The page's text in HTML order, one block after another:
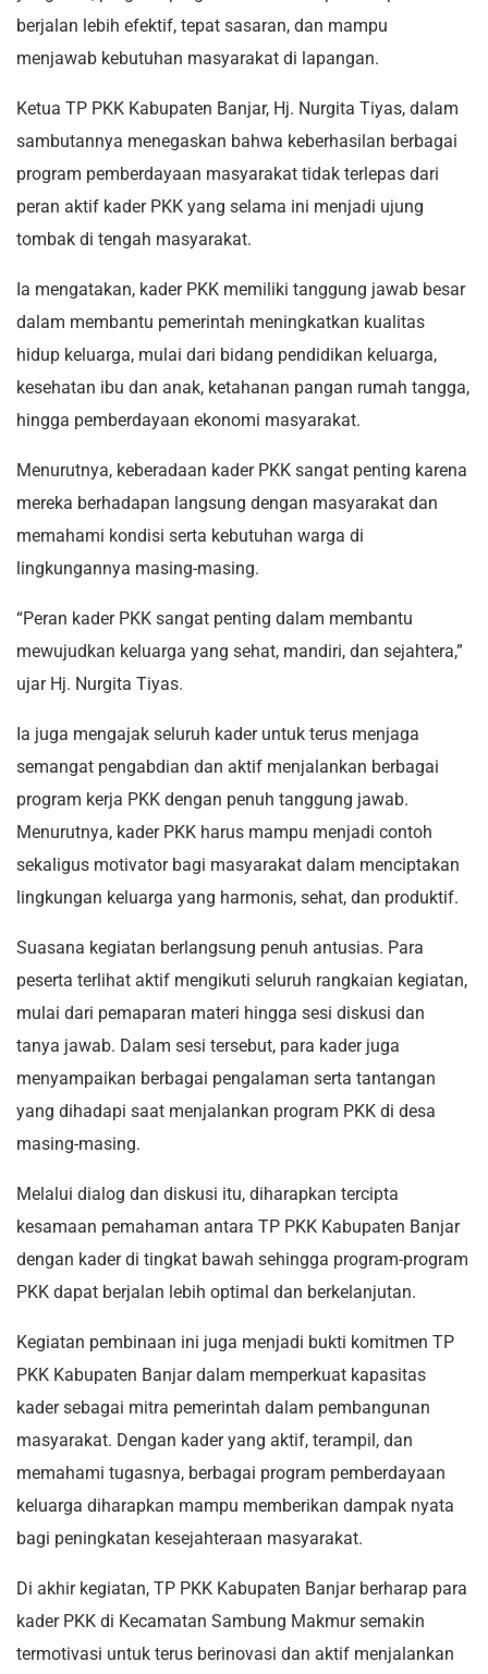
berjalan lebih efektif, tepat sasaran, dan mampu
menjawab kebutuhan masyarakat di lapangan.
Ketua TP PKK Kabupaten Banjar, Hj. Nurgita Tiyas, dalam
sambutannya menegaskan bahwa keberhasilan berbagai
program pemberdayaan masyarakat tidak terlepas dari
peran aktif kader PKK yang selama ini menjadi ujung
tombak di tengah masyarakat.
Ia mengatakan, kader PKK memiliki tanggung jawab besar
dalam membantu pemerintah meningkatkan kualitas
hidup keluarga, mulai dari bidang pendidikan keluarga,
kesehatan ibu dan anak, ketahanan pangan rumah tangga,
hingga pemberdayaan ekonomi masyarakat.
Menurutnya, keberadaan kader PKK sangat penting karena
mereka berhadapan langsung dengan masyarakat dan
memahami kondisi serta kebutuhan warga di
lingkungannya masing-masing.
“Peran kader PKK sangat penting dalam membantu
mewujudkan keluarga yang sehat, mandiri, dan sejahtera,”
ujar Hj. Nurgita Tiyas.
Ia juga mengajak seluruh kader untuk terus menjaga
semangat pengabdian dan aktif menjalankan berbagai
program kerja PKK dengan penuh tanggung jawab.
Menurutnya, kader PKK harus mampu menjadi contoh
sekaligus motivator bagi masyarakat dalam menciptakan
lingkungan keluarga yang harmonis, sehat, dan produktif.
Suasana kegiatan berlangsung penuh antusias. Para
peserta terlihat aktif mengikuti seluruh rangkaian kegiatan,
mulai dari pemaparan materi hingga sesi diskusi dan
tanya jawab. Dalam sesi tersebut, para kader juga
menyampaikan berbagai pengalaman serta tantangan
yang dihadapi saat menjalankan program PKK di desa
masing-masing.
Melalui dialog dan diskusi itu, diharapkan tercipta
kesamaan pemahaman antara TP PKK Kabupaten Banjar
dengan kader di tingkat bawah sehingga program-program
PKK dapat berjalan lebih optimal dan berkelanjutan.
Kegiatan pembinaan ini juga menjadi bukti komitmen TP
PKK Kabupaten Banjar dalam memperkuat kapasitas
kader sebagai mitra pemerintah dalam pembangunan
masyarakat. Dengan kader yang aktif, terampil, dan
memahami tugasnya, berbagai program pemberdayaan
keluarga diharapkan mampu memberikan dampak nyata
bagi peningkatan kesejahteraan masyarakat.
Di akhir kegiatan, TP PKK Kabupaten Banjar berharap para
kader PKK di Kecamatan Sambung Makmur semakin
termotivasi untuk terus berinovasi dan aktif menjalankan